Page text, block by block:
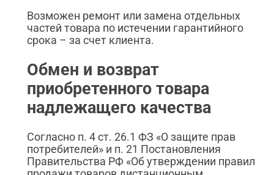
Возможен ремонт или замена отдельных
частей товара по истечении гарантийного
срока – за счет клиента.
Обмен и возврат
приобретенного товара
надлежащего качества
Согласно п. 4 ст. 26.1 ФЗ «О защите прав
потребителей» и п. 21 Постановления
Правительства РФ «Об утверждении правил